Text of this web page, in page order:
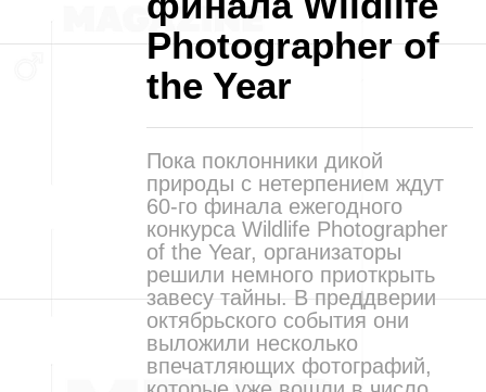
Photographer of
the Year
Пока поклонники дикой
природы с нетерпением ждут
60-го финала ежегодного
конкурса Wildlife Photographer
of the Year, организаторы
решили немного приоткрыть
завесу тайны. В преддверии
октябрьского события они
выложили несколько
впечатляющих фотографий,